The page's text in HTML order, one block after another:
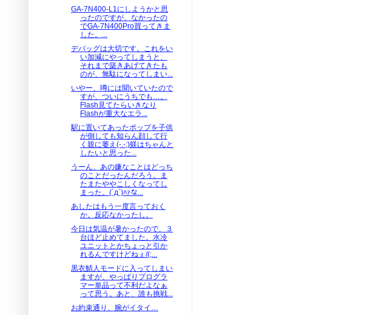
GA-7N400-L1にしようかと思
ったのですが、なかったの
でGA-7N400Pro買ってきま
した。...
デバッグは大切です。これをい
い加減にやってしまうと、
それまで築きあげてきたも
のが、無駄になってしまい...
いやー、噂には聞いていたので
すが、ついにうちでも…。
Flash見てたらいきなり
Flashが重大なエラ...
駅に置いてあったポップを子供
が倒しても知らん顔して行
く親に萎え(-.-;)躾はちゃんと
したいと思った...
うーん、あの嫌なことはどっち
のことだったんだろう。ま
たまたややこしくなってし
まった。(´д`)ﾊｧな...
あしたはもう一度言っておく
か。反応なかったし。
今日は気温が暑かったので、３
台ほど止めてました。水冷
ユニットとかちょっと引か
れるんですけどねぇ/(;...
黒衣鯖人モードに入ってしまい
ますが、やっぱりプログラ
マー単品って不利だよなぁ
って思う。あと、誰も挑戦...
お約束通り、腕がイタイ…